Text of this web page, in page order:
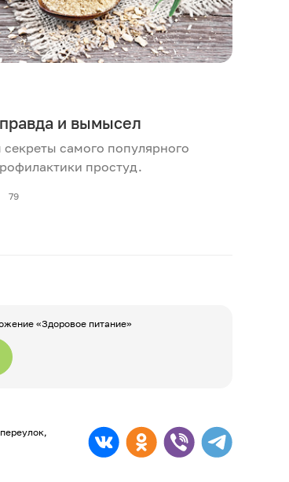
и вымысел
самого популярного
простуд.
79
«Здоровое питание»